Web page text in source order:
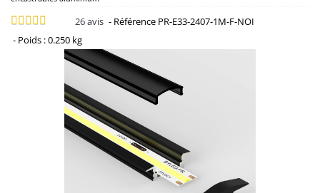
26avis - Référence PR-E33-2407-1M-F-NOI
- Poids :0.250 kg